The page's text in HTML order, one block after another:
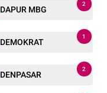
DAPUR MBG
2
DEMOKRAT
1
DENPASAR
2